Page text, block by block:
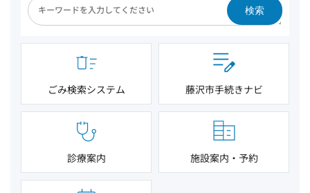
検索
ごみ検索システム 藤沢市手続きナビ
診療案内 施設案内・予約